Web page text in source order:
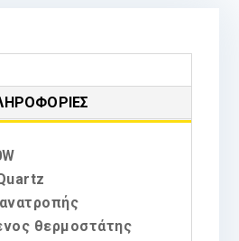
θερμοστάτης